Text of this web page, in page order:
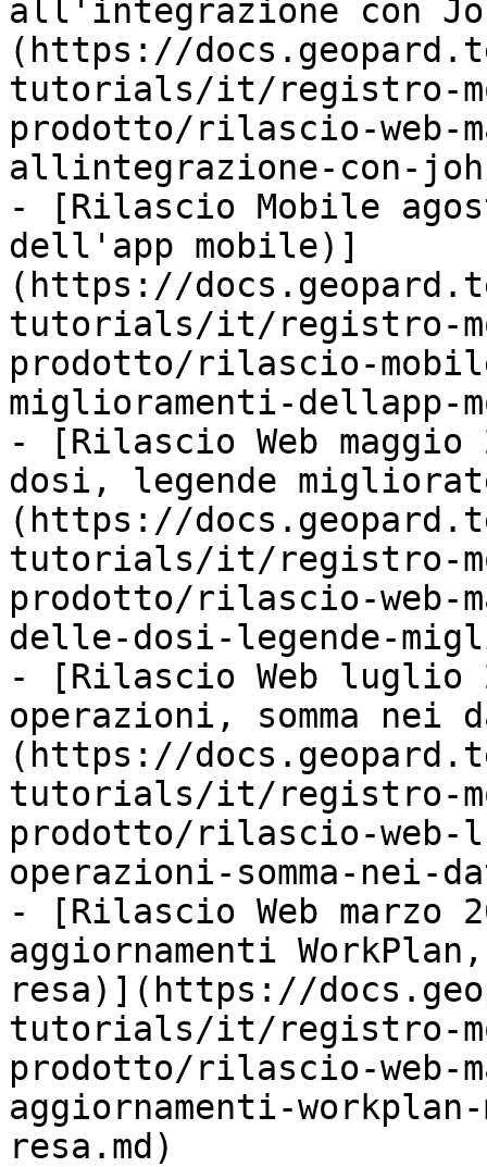
all'integrazione con
(https://
tutorials/it/registro-
prodotto/rilascio-web-
allintegrazione-con-
- [Rilascio Mobile
dell'app mobile)]
(https://
tutorials/it/registro-
prodotto/rilascio-
miglioramenti-dellapp-
- [Rilascio Web
dosi, legende
(https://
tutorials/it/registro-
prodotto/rilascio-web-
delle-dosi-legende-
- [Rilascio Web luglio
operazioni, somma nei
(https://
tutorials/it/registro-
prodotto/rilascio-web-
operazioni-somma-nei-
- [Rilascio Web marzo
aggiornamenti
resa)](https://
tutorials/it/registro-
prodotto/rilascio-web-
aggiornamenti-
resa.md)